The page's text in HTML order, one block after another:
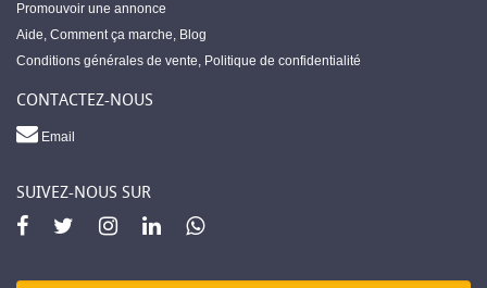
Promouvoir une annonce
Aide, Comment ça marche, Blog
Conditions générales de vente, Politique de confidentialité
CONTACTEZ-NOUS
Email
SUIVEZ-NOUS SUR